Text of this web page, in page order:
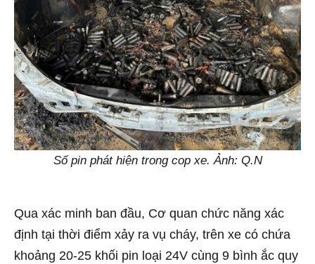
Số pin phát hiện trong cop xe. Ảnh: Q.N
Qua xác minh ban đầu, Cơ quan chức năng xác
định tại thời điểm xảy ra vụ cháy, trên xe có chứa
khoảng 20-25 khối pin loại 24V cùng 9 bình ắc quy